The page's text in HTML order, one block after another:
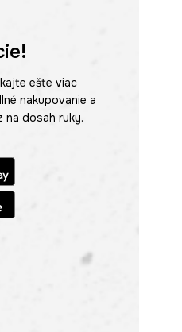
ešte viac
nakupovanie a
na dosah ruky.